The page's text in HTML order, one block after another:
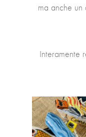
ma anche
Interamente